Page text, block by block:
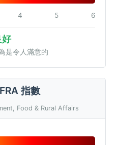
4 5 6
好
是令人滿意的
指數
Food & Rural Affairs